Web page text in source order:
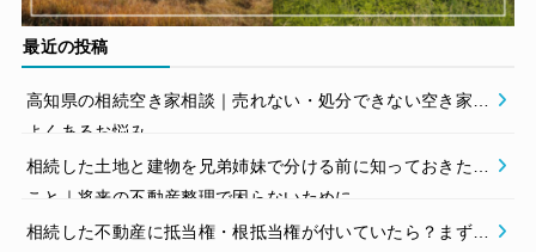
最近の投稿
高知県の相続空き家相談｜売れない・処分できない空き家の
よくあるお悩み
相続した土地と建物を兄弟姉妹で分ける前に知っておきたい
こと｜将来の不動産整理で困らないために
相続した不動産に抵当権・根抵当権が付いていたら？まず確